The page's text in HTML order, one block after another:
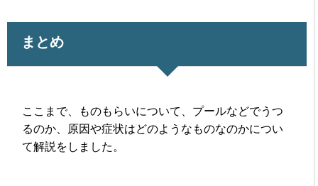
まとめ
ここまで、ものもらいについて、プールなどでうつ
るのか、原因や症状はどのようなものなのかについ
て解説をしました。